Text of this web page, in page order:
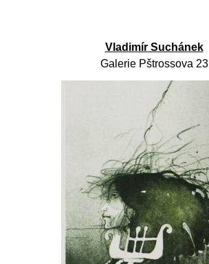
Vladimír Suchánek
Galerie Pštrossova 23